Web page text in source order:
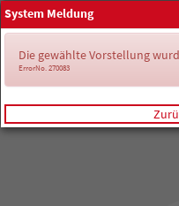
System Meldung
Die gewählte Vorstellung
ErrorNo. 270083